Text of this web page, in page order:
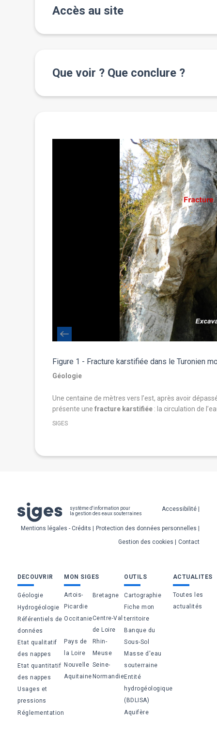
Accès au site
Que voir ? Que conclure ?
Figure 1 - Fracture karstifiée dans le Turonien
Géologie
Une centaine de mètres vers l’est, après avoir
présente une fracture karstifiée : la circulation de
SIGES
système d'information pour
la gestion des eaux souterraines
Pied
de
page
Accessibilité
Mentions légales - Crédits
Protection des données personnelles
Gestion des cookies
Contact
Bas
de
page
DECOUVRIR
Géologie
Hydrogéologie
Référentiels de
données
Etat qualitatif
des nappes
Etat quantitatif
des nappes
Usages et
pressions
Réglementation
MON SIGES
Artois-
Picardie
Bretagne
OccitanieCentre-Val
de Loire
Pays de
la Loire
Rhin-
Meuse
Nouvelle
Aquitaine
Seine-
Normandie
OUTILS
Cartographie
Fiche mon
territoire
Banque du
Sous-Sol
Masse d'eau
souterraine
Entité
hydrogéologique
(BDLISA)
Aquifère
ACTUALITES
Toutes les
actualités